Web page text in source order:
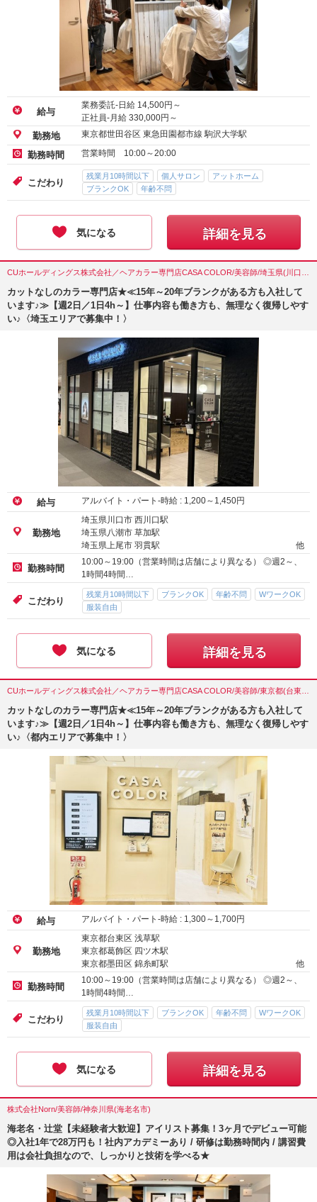
給与
業務委託-日給 14,500円～
正社員-月給 330,000円～
勤務地 東京都世田谷区 東急田園都市線 駒沢大学駅
勤務時間 営業時間 10:00～20:00
こだわり
残業月10時間以下 個人サロン
アットホーム
ブランクOK
年齢不問
気になる 詳細を見る
カットなしのカラー専門店★≪15年～20年ブランクがある方も入社して
います♪≫【週2日／1日4h～】仕事内容も働き方も、無理なく復帰しやす
い♪〈埼玉エリアで募集中！〉
給与 アルバイト・パート-時給 : 1,200～ 1,450円
勤務地
埼玉県川口市 西川口駅
埼玉県八潮市 草加駅
埼玉県上尾市 羽貫駅
他
勤務時間
10:00～19:00（営業時間は店舗により異なる） ◎週2～、
1時間4時間…
こだわり
残業月10時間以下 ブランクOK 年齢不問
WワークOK
服装自由
気になる 詳細を見る
カットなしのカラー専門店★≪15年～20年ブランクがある方も入社して
います♪≫【週2日／1日4h～】仕事内容も働き方も、無理なく復帰しやす
い♪〈都内エリアで募集中！〉
給与 アルバイト・パート-時給 : 1,300～ 1,700円
勤務地
東京都台東区 浅草駅
東京都葛飾区 四ツ木駅
東京都墨田区 錦糸町駅
他
勤務時間
10:00～19:00（営業時間は店舗により異なる） ◎週2～、
1時間4時間…
こだわり
残業月10時間以下 ブランクOK 年齢不問
WワークOK
服装自由
気になる 詳細を見る
株式会社Norn/美容師/神奈川県(海老名市)
海老名・辻堂【未経験者大歓迎】アイリスト募集！3ヶ月でデビュー可能
◎入社1年で28万円も！社内アカデミーあり / 研修は勤務時間内 / 講習費
用は会社負担なので、しっかりと技術を学べる★